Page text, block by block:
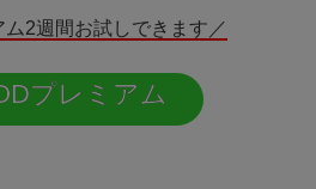
ム2週間お試しできます／
プレミアム